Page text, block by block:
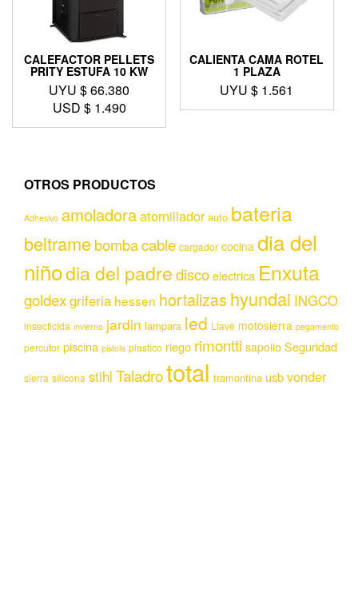
CALEFACTOR PELLETS
PRITY ESTUFA 10 KW
UYU $66.380
USD $ 1.490
CALIENTA CAMA ROTEL
1 PLAZA
UYU $ 1.561
OTROS PRODUCTOS
Adhesivo amoladoraatornillador auto bateria
beltramebombacable cargador cocina dia del
niñodia del padrediscoelectrica Enxuta
goldexgriferia hessen hortalizas hyundai INGCO
insecticida invierno jardin lampara led Llave motosierra pegamento
percutor piscina pistola plastico riego rimontti sapolio Seguridad
sierra silicona stihl Taladrototal tramontina usbvonder